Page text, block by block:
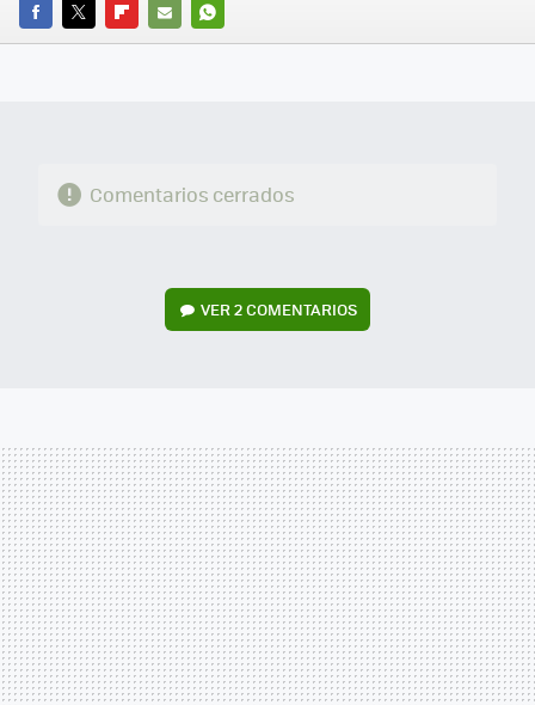
FACEBOOK
TWITTERFLIPBOARD
E-
WHATSAPP
Comentarios cerrados
VER2 COMENTARIOS